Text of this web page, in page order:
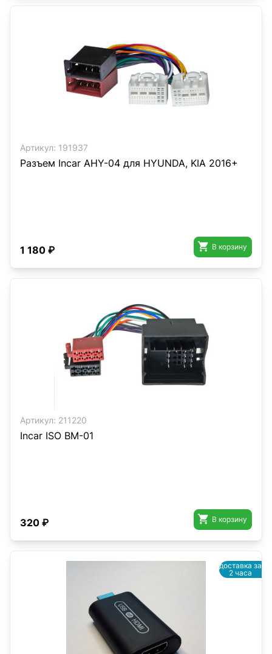
Артикул: 191937
Разъем Incar AHY-04 для HYUNDA, KIA 2016+
1 180 ₽  В корзину
Артикул: 211220
Incar ISO BM-01
320 ₽  В корзину
доставка за
2 часа